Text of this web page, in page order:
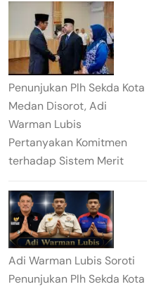
Penunjukan Plh Sekda Kota
Medan Disorot, Adi
Warman Lubis
Pertanyakan Komitmen
terhadap Sistem Merit
Adi Warman Lubis Soroti
Penunjukan Plh Sekda Kota